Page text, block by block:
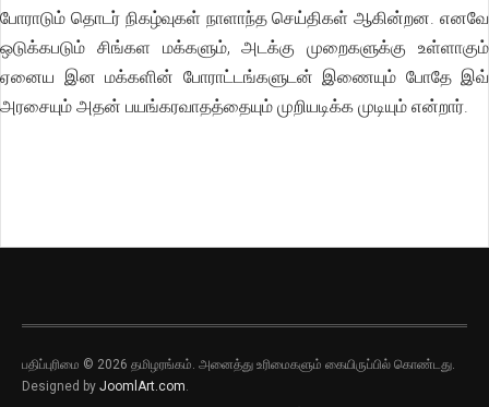
போராடும் தொடர் நிகழ்வுகள் நாளாந்த செய்திகள் ஆகின்றன. எனவே
ஒடுக்கபடும் சிங்கள மக்களும், அடக்கு முறைகளுக்கு உள்ளாகும்
ஏனைய இன மக்களின் போராட்டங்களுடன் இணையும் போதே இவ்
அரசையும் அதன் பயங்கரவாதத்தையும் முறியடிக்க முடியும் என்றார்.
பதிப்புரிமை © 2026 தமிழரங்கம். அனைத்து உரிமைகளும் கையிருப்பில் கொண்டது.
Designed by JoomlArt.com.